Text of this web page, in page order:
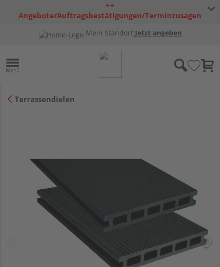
++
Angebote/Auftragsbestätigungen/Terminzusagen
Mein Standort:Jetzt angeben
Terrassendielen